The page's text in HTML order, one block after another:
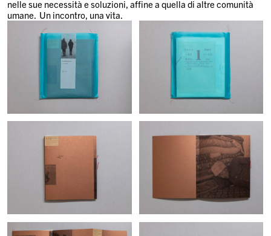
nelle sue necessità e soluzioni, affine a quella di altre comunità
umane. Un incontro, una vita.